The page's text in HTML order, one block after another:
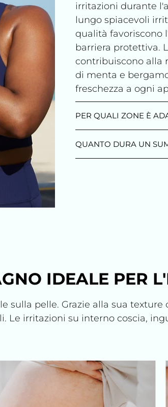
irritazioni durante
lungo spiacevoli
qualità favoriscono
barriera protettiva.
contribuiscono alla
di menta e
freschezza a ogni
PER QUALI ZONE È
QUANTO DURA UN
IDEALE PER
sulla pelle. Grazie alla sua
Le irritazioni su interno coscia,